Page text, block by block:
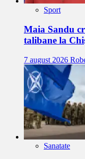
Sport
Maia Sandu
talibane la
7 august 2026
Sanatate